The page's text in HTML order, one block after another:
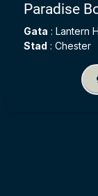
Paradise
Gata : Lantern
Stad : Chester